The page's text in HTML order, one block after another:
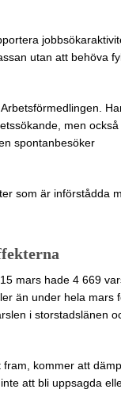
utan att behöva
men
spontanbesöker
som är införstådda
mars hade 4 669
än under hela mars
i storstadslänen
kommer att
att bli uppsagda